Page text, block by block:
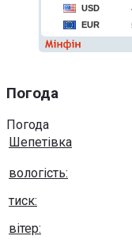
Погода
Погода
Шепетівка
вологість:
тиск:
вітер: